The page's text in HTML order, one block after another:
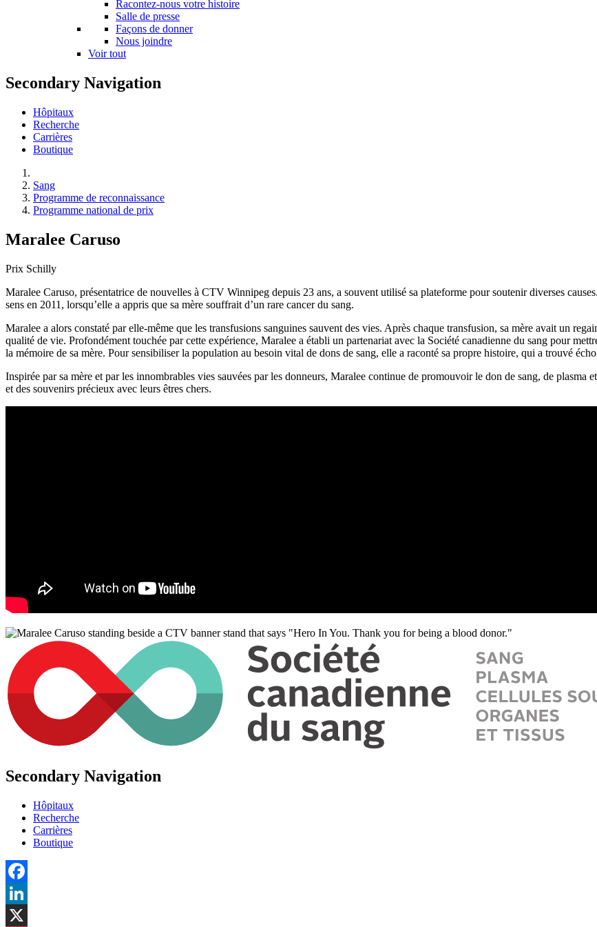
Racontez-nous votre histoire
Salle de presse
Façons de donner
Nous joindre
Voir tout
Secondary Navigation
Hôpitaux
Recherche
Carrières
Boutique
Sang
Programme de reconnaissance
Programme national de prix
Maralee Caruso
Prix Schilly
Maralee Caruso, présentatrice de nouvelles à CTV Winnipeg depuis 23 ans, a souvent utilisé sa plateforme pour soutenir diverses
sens en 2011, lorsqu’elle a appris que sa mère souffrait d’un rare cancer du sang.
Maralee a alors constaté par elle-même que les transfusions sanguines sauvent des vies. Après chaque transfusion, sa mère avait un
qualité de vie. Profondément touchée par cette expérience, Maralee a établi un partenariat avec la Société canadienne du sang pour
la mémoire de sa mère. Pour sensibiliser la population au besoin vital de dons de sang, elle a raconté sa propre histoire, qui a trouvé écho
Inspirée par sa mère et par les innombrables vies sauvées par les donneurs, Maralee continue de promouvoir le don de sang, de
et des souvenirs précieux avec leurs êtres chers.
Secondary Navigation
Hôpitaux
Recherche
Carrières
Boutique
Facebook
LinkedIn